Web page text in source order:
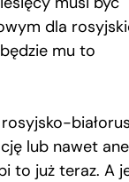
dla
mu to
lub nawet
to już teraz. A